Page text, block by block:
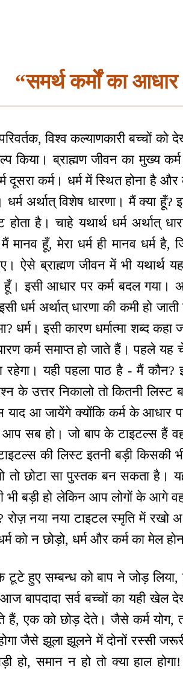
“समर्थ कर्मों का आधार
विश्व कल्याणकारी बच्चों
किया। ब्राह्मण जीवन का मुख्य
दूसरा कर्म। धर्म में स्थित होना है
अर्थात् विशेष धारणा। मैं क्या हूँ?
होता है। चाहे यथार्थ धर्म अर्थात्
मानव हूँ, मेरा धर्म ही मानव धर्म
ऐसे ब्राह्मण जीवन में भी यथार्थ
इसी आधार पर कर्म बदल गया।
धर्म अर्थात् धारणा की कमी हो
इसी कारण धर्मात्मा शब्द कहा
कर्म समाप्त हो जाते हैं। पहले
रहेगा। यही पहला पाठ है - मैं
के उत्तर निकालो तो कितनी
आ जायेंगे क्योंकि कर्म के आधार
सब हो। जो बाप के टाइटल्स हैं
की लिस्ट इतनी बड़ी किसकी
तो छोटा सा पुस्तक बन सकता है।
भी बड़ी हो लेकिन आप लोगों के आगे
नया नया टाइटल स्मृति में रखो
को न छोड़ो, धर्म और कर्म का मेल
हुए सम्बन्ध को बाप ने जोड़
आज बापदादा सर्व बच्चों का यही
एक को छोड़ देते। जैसे कर्म योग,
जैसे झूला झूलने में दोनों रस्सी
हो, समान न हो तो क्या हाल